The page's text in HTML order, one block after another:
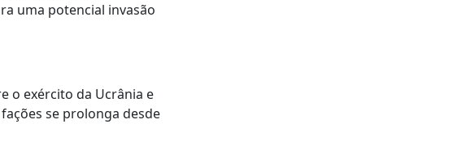
uma potencial invasão
o exército da Ucrânia e
se prolonga desde